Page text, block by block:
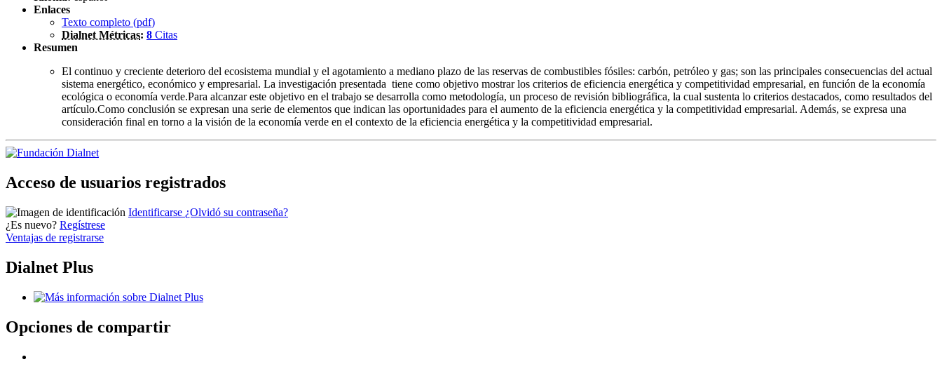
Enlaces
Texto completo (pdf)
Dialnet Métricas: 8 Citas
Resumen
El continuo y creciente deterioro del ecosistema mundial y el agotamiento a mediano plazo de las reservas de combustibles fósiles: carbón, petróleo y gas; son las principales consecuencias del actual
sistema energético, económico y empresarial. La investigación presentada tiene como objetivo mostrar los criterios de eficiencia energética y competitividad empresarial, en función de la economía
ecológica o economía verde.Para alcanzar este objetivo en el trabajo se desarrolla como metodología, un proceso de revisión bibliográfica, la cual sustenta lo criterios destacados, como resultados del
artículo.Como conclusión se expresan una serie de elementos que indican las oportunidades para el aumento de la eficiencia energética y la competitividad empresarial. Además, se expresa una
consideración final en torno a la visión de la economía verde en el contexto de la eficiencia energética y la competitividad empresarial.
Acceso de usuarios registrados
Identificarse ¿Olvidó su contraseña?
¿Es nuevo? Regístrese
Ventajas de registrarse
Dialnet Plus
Opciones de compartir